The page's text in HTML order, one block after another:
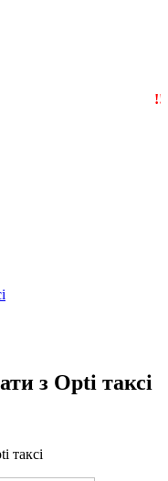
з Opti таксі
таксі